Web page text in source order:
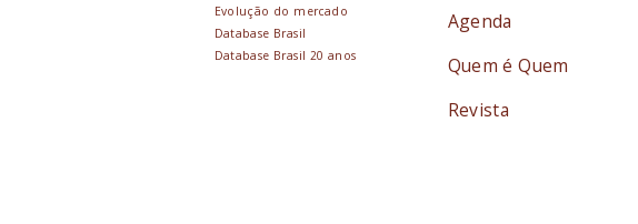
Evolução do mercado
Database Brasil
Database Brasil 20 anos
Agenda
Quem é Quem
Revista